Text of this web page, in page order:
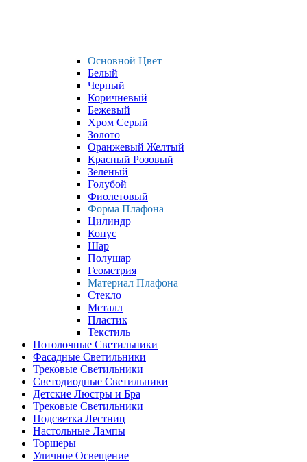
Основной Цвет
Белый
Черный
Коричневый
Бежевый
Хром Серый
Золото
Оранжевый Желтый
Красный Розовый
Зеленый
Голубой
Фиолетовый
Форма Плафона
Цилиндр
Конус
Шар
Полушар
Геометрия
Материал Плафона
Стекло
Металл
Пластик
Текстиль
Потолочные Светильники
Фасадные Светильники
Трековые Светильники
Светодиодные Светильники
Детские Люстры и Бра
Трековые Светильники
Подсветка Лестниц
Настольные Лампы
Торшеры
Уличное Освещение